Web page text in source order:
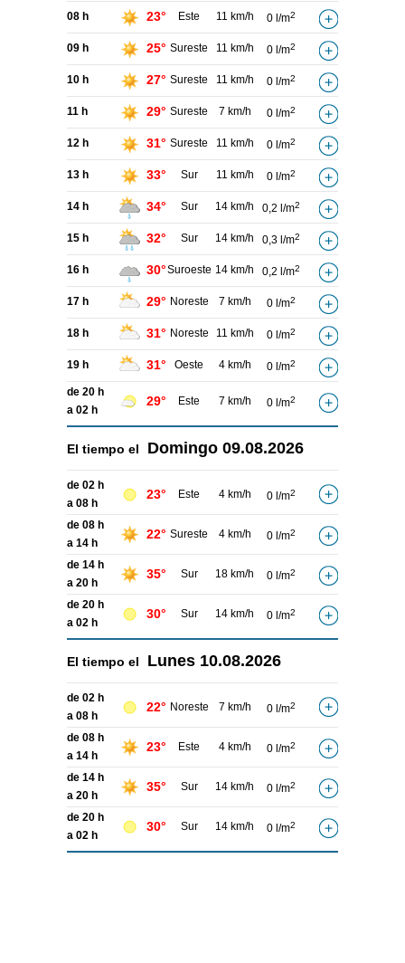
08 h 23° Este 11 km/h 0 l/m2
09 h 25° Sureste 11 km/h 0 l/m2
10 h 27° Sureste 11 km/h 0 l/m2
11 h 29° Sureste 7 km/h 0 l/m2
12 h 31° Sureste 11 km/h 0 l/m2
13 h 33° Sur 11 km/h 0 l/m2
14 h 34° Sur 14 km/h 0,2 l/m2
15 h 32° Sur 14 km/h 0,3 l/m2
16 h 30°Suroeste 14 km/h 0,2 l/m2
17 h 29° Noreste 7 km/h 0 l/m2
18 h 31° Noreste 11 km/h 0 l/m2
19 h 31° Oeste 4 km/h 0 l/m2
de 20 h
a 02 h
29° Este 7 km/h 0 l/m2
El tiempo el Domingo 09.08.2026
de 02 h
a 08 h
23° Este 4 km/h 0 l/m2
de 08 h
a 14 h
22° Sureste 4 km/h 0 l/m2
de 14 h
a 20 h
35° Sur 18 km/h 0 l/m2
de 20 h
a 02 h
30° Sur 14 km/h 0 l/m2
El tiempo el Lunes 10.08.2026
de 02 h
a 08 h
22° Noreste 7 km/h 0 l/m2
de 08 h
a 14 h
23° Este 4 km/h 0 l/m2
de 14 h
a 20 h
35° Sur 14 km/h 0 l/m2
de 20 h
a 02 h
30° Sur 14 km/h 0 l/m2